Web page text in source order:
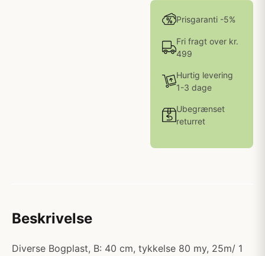
Prisgaranti -5%
Fri fragt over kr.
499
Hurtig levering
1-3 dage
Ubegrænset
returret
Beskrivelse
Diverse Bogplast, B: 40 cm, tykkelse 80 my, 25m/ 1